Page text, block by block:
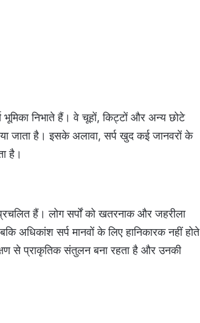
भूमिका निभाते हैं। वे चूहों, किट्टों और अन्य छोटे
जाता है। इसके अलावा, सर्प खुद कई जानवरों के
है।
हैं। लोग सर्पों को खतरनाक और जहरीला
अधिकांश सर्प मानवों के लिए हानिकारक नहीं होते
से प्राकृतिक संतुलन बना रहता है और उनकी